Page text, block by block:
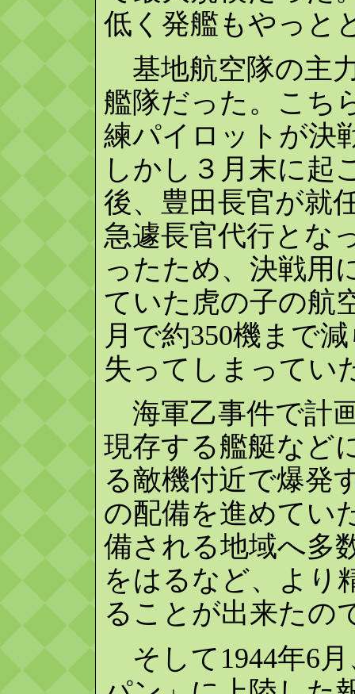
低く発艦もやっと
基地航空隊の主
艦隊だった。こち
練パイロットが決
しかし３月末に起
後、豊田長官が就
急遽長官代行とな
ったため、決戦用
ていた虎の子の航
月で約350機まで
失ってしまってい
海軍乙事件で計
現存する艦艇など
る敵機付近で爆発
の配備を進めてい
備される地域へ多
をはるなど、より
ることが出来たの
そして1944年6